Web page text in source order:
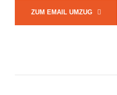
ZUM EMAIL UMZUG